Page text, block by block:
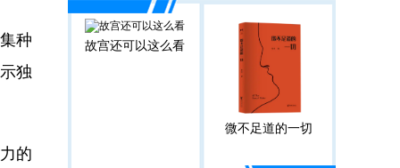
种
独
的
故宫还可以这么看
微不足道的一切